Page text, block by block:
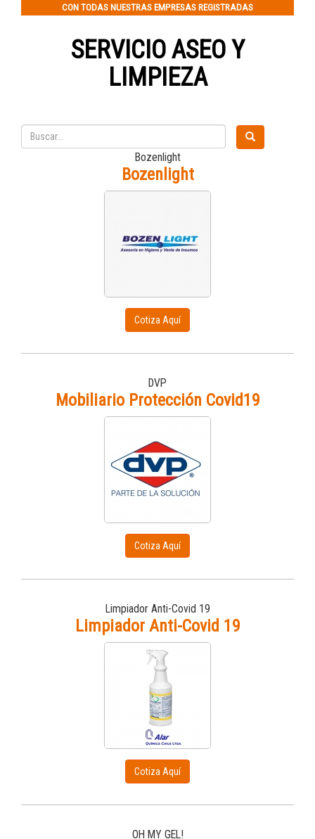
CON TODAS NUESTRAS EMPRESAS REGISTRADAS
SERVICIO ASEO Y
LIMPIEZA
Bozenlight
Bozenlight
Cotiza Aquí
DVP
Mobiliario Protección Covid19
Cotiza Aquí
Limpiador Anti-Covid 19
Limpiador Anti-Covid 19
Cotiza Aquí
OH MY GEL!